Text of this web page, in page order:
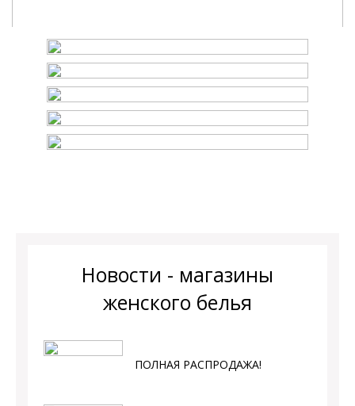
Новости - магазины
женского белья
ПОЛНАЯ РАСПРОДАЖА!